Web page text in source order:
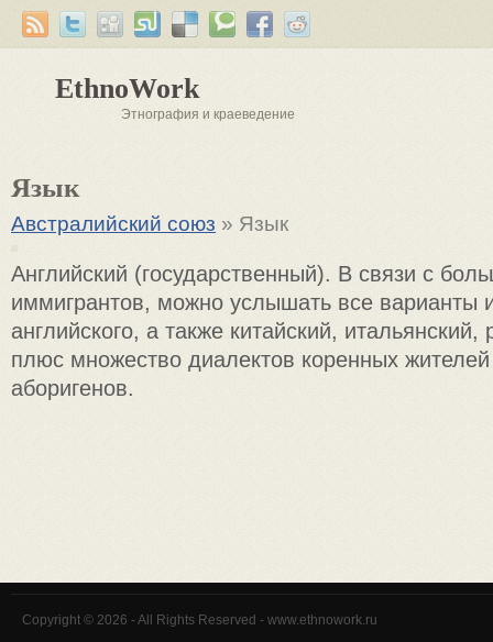
EthnoWork
Этнография и краеведение
Язык
Австралийский союз » Язык
Английский (государственный). В связи с
иммигрантов, можно услышать все варианты
английского, а также китайский, итальянский,
плюс множество диалектов коренных
аборигенов.
Copyright © 2026 - All Rights Reserved - www.ethnowork.ru